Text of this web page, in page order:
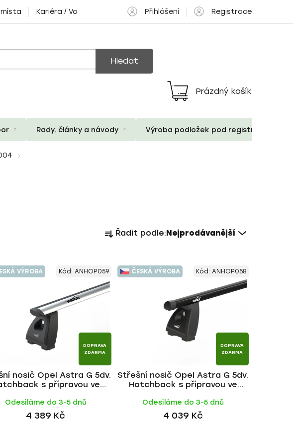
místa Kariéra / Volné pozice Přihlášení Registrace
Hledat
Nákupní
košík
Prázdný košík
Rady, články a návody Výroba podložek pod registrační
a
n
í
o
d
u
k
t
Řadit podle:Nejprodávanější
VÝROBA
DOPRAVA
ZDARMA
nosič Opel Astra G 5dv.
s přípravou ve
| HAKR
Odesíláme do 3-5 dnů
4 389 Kč
Kód: ANHOP059 ČESKÁ VÝROBA
DOPRAVA
ZDARMA
Střešní nosič Opel Astra G 5dv.
Hatchback s přípravou ve
tyč | HAKR
Odesíláme do 3-5 dnů
4 039 Kč
Kód: ANHOP058